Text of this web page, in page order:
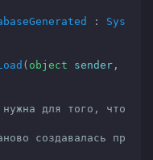
: Sys
( object sender,
для того, что
создавалась пр